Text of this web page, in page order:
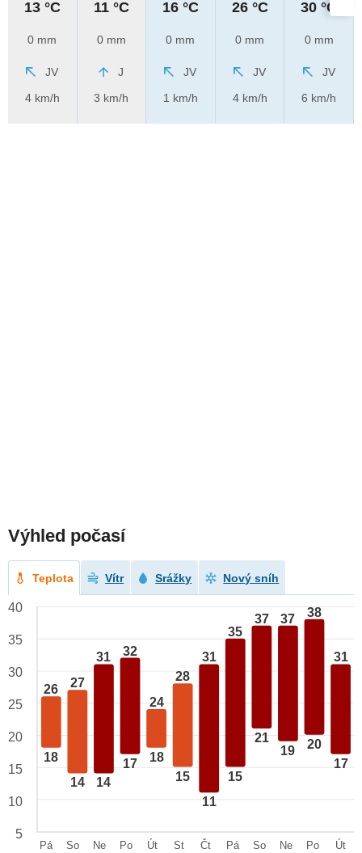
13 °C
0 mm
JV
4 km/h
11 °C
0 mm
J
3 km/h
16 °C
0 mm
JV
1 km/h
26 °C
0 mm
JV
4 km/h
30 °C
0 mm
JV
6 km/h
Výhled počasí
Teplota Vítr Srážky Nový sníh
26
18
27
14
31
14
32
17
24
18
28
15
31
11
35
15
37
21
37
19
38
20
31
17
40
35
30
25
20
15
10
5
Pá
So
Ne
Po
Út
St
Čt
Pá
So
Ne
Po
Út